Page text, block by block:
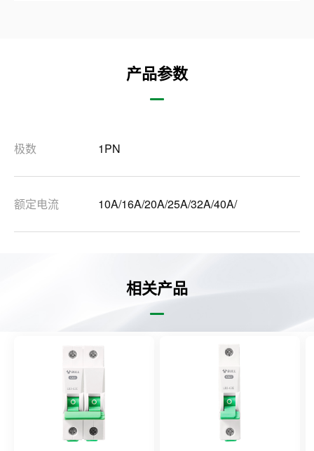
产品参数
极数 1PN
额定电流 10A/16A/20A/25A/32A/40A/
相关产品